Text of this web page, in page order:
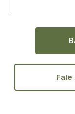
Fale